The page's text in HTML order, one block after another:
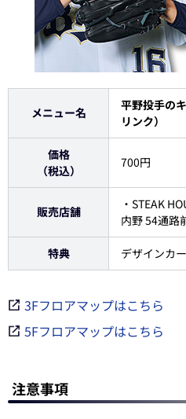
メニュー名
平野投手の
リンク）
価格
（税込）
700円
販売店舗
・STEAK
内野 54通路
特典 デザインカ
3Fフロアマップはこちら
5Fフロアマップはこちら
注意事項